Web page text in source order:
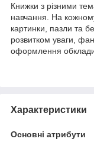
Книжки з різними
навчання. На
картинки, пазли та
розвитком уваги,
оформлення
Характеристики
Основні атрибути